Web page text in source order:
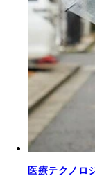
医療テクノロ